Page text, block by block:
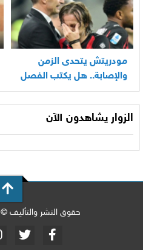
مودريتش يتحدى الزمن
والإصابة.. هل يكتب الفصل
الأخير في أسطورته
المونديالية؟
الزوار يشاهدون الآن
حقوق النشر والتأليف © 2024 موقع سطوع